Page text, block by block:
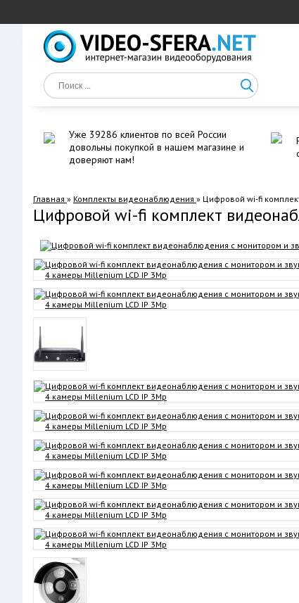
Уже 39286 клиентов по всей России
довольны покупкой в нашем магазине и
доверяют нам!
Главная » Комплекты видеонаблюдения » Цифровой wi-fi
Цифровой wi-fi комплект